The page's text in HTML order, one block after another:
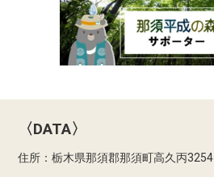
〈DATA〉
住所：栃木県那須郡那須町高久丙3254